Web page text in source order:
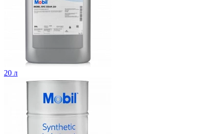
20 л